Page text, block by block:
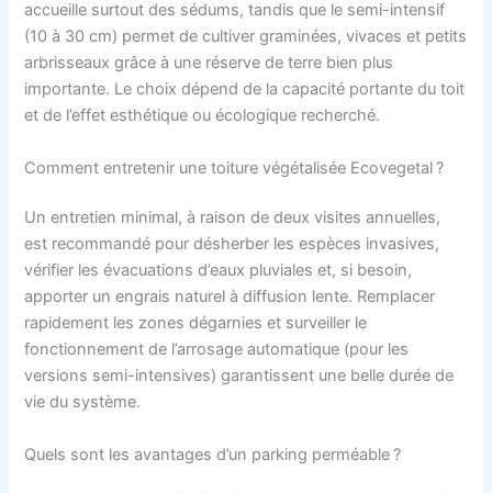
accueille surtout des sédums, tandis que le semi-intensif
(10 à 30 cm) permet de cultiver graminées, vivaces et petits
arbrisseaux grâce à une réserve de terre bien plus
importante. Le choix dépend de la capacité portante du toit
et de l’effet esthétique ou écologique recherché.
Comment entretenir une toiture végétalisée Ecovegetal ?
Un entretien minimal, à raison de deux visites annuelles,
est recommandé pour désherber les espèces invasives,
vérifier les évacuations d’eaux pluviales et, si besoin,
apporter un engrais naturel à diffusion lente. Remplacer
rapidement les zones dégarnies et surveiller le
fonctionnement de l’arrosage automatique (pour les
versions semi-intensives) garantissent une belle durée de
vie du système.
Quels sont les avantages d’un parking perméable ?